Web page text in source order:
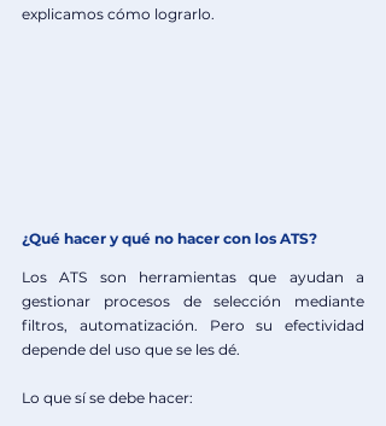
explicamos cómo lograrlo.
¿Qué hacer y qué no hacer con los ATS?
Los ATS son herramientas que ayudan a
gestionar procesos de selección mediante
filtros, automatización. Pero su efectividad
depende del uso que se les dé.
Lo que sí se debe hacer: